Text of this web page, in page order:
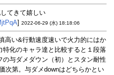
してきて嬉しい
] 2022-06-29 (水) 18:18:06
高い&行動速度速いで火力的にはか
化のキャラ達と比較すると１段落
与ダメダウン（初）とスタン耐性
次第。与ダメdownはどちらかとい